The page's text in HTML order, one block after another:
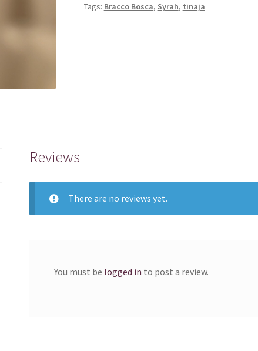
Tags: Bracco Bosca, Syrah, tinaja
Reviews
There are no reviews yet.
You must be logged in to post a review.